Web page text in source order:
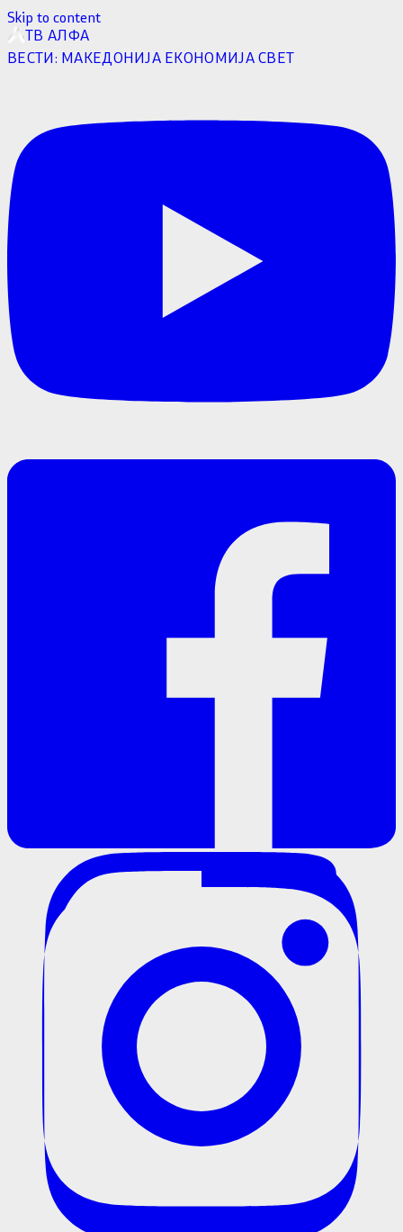
Skip to content
ТВ АЛФА
ВЕСТИ: МАКЕДОНИЈА ЕКОНОМИЈАСВЕТ